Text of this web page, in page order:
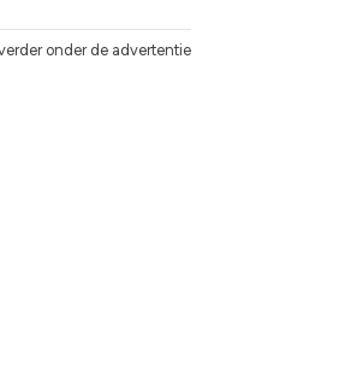
onder de advertentie